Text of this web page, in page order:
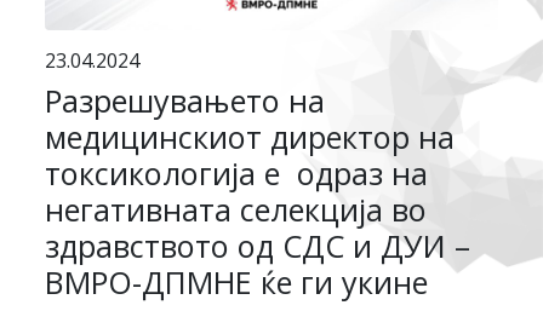
23.04.2024
Разрешувањето на
медицинскиот директор на
токсикологија е одраз на
негативната селекција во
здравството од СДС и ДУИ –
ВМРО-ДПМНЕ ќе ги укине